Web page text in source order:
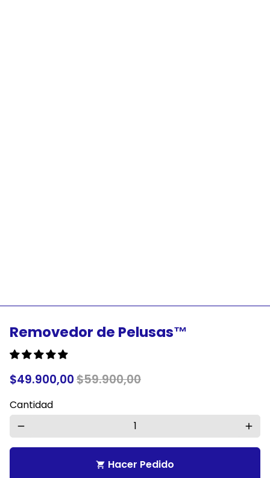
Removedor de Pelusas™
$49.900,00$59.900,00
Cantidad
remove add
shopping_cart Hacer Pedido